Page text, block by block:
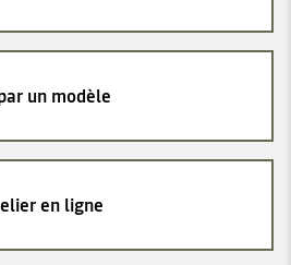
un modèle
en ligne